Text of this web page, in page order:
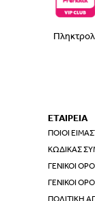
ΕΤΑΙΡΕΙΑ
ΠΟΙΟΙ
ΚΏΔΙΚΑΣ
ΓΕΝΙΚΟΊ
ΓΕΝΙΚΟΊ